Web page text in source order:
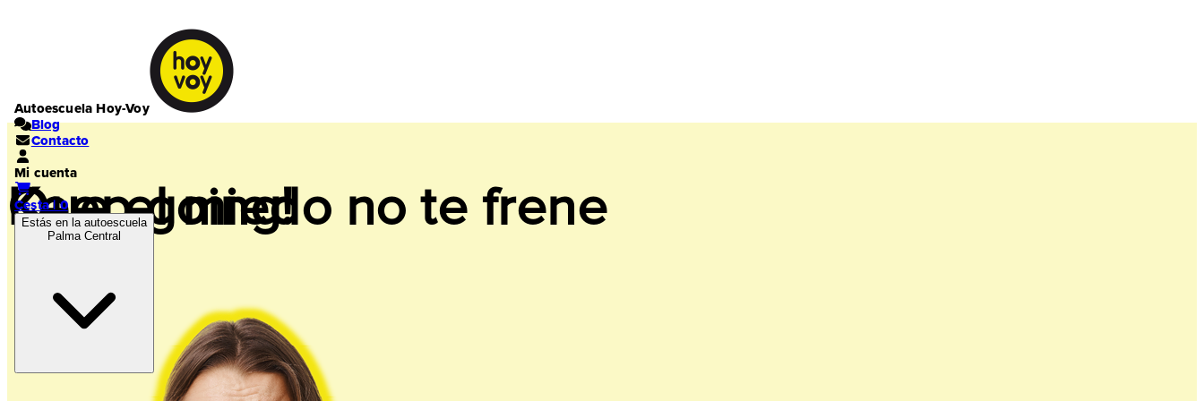
Autoescuela Hoy-Voy
Blog
Contacto
Mi cuenta
Cesta | 0
Estás en la autoescuela
Palma Central
Keep going!
Que el miedo no te frene